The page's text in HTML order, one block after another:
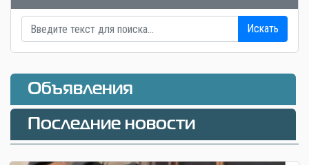
Искать
Объявления
Последние новости